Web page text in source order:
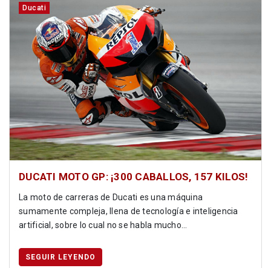
Ducati
DUCATI MOTO GP: ¡300 CABALLOS, 157 KILOS!
La moto de carreras de Ducati es una máquina
sumamente compleja, llena de tecnología e inteligencia
artificial, sobre lo cual no se habla mucho...
SEGUIR LEYENDO